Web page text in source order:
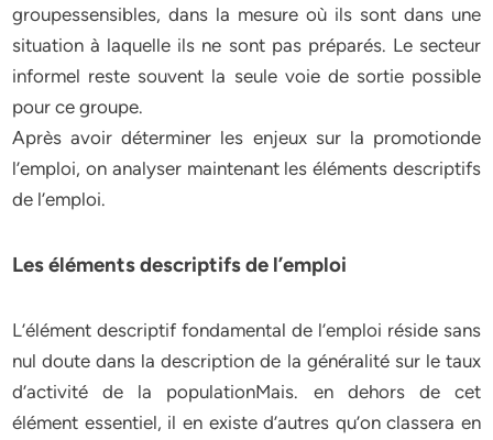
groupessensibles, dans la mesure où ils sont dans une
situation à laquelle ils ne sont pas préparés. Le secteur
informel reste souvent la seule voie de sortie possible
pour ce groupe.
Après avoir déterminer les enjeux sur la promotionde
l’emploi, on analyser maintenant les éléments descriptifs
de l’emploi.
Les éléments descriptifs de l’emploi
L’élément descriptif fondamental de l’emploi réside sans
nul doute dans la description de la généralité sur le taux
d’activité de la populationMais. en dehors de cet
élément essentiel, il en existe d’autres qu’on classera en